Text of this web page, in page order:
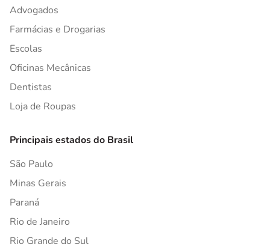
Advogados
Farmácias e Drogarias
Escolas
Oficinas Mecânicas
Dentistas
Loja de Roupas
Principais estados do Brasil
São Paulo
Minas Gerais
Paraná
Rio de Janeiro
Rio Grande do Sul